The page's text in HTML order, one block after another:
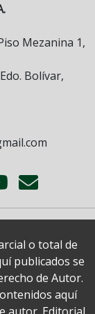
Mezanina 1,
Bolívar,
o total de
publicados se
de Autor.
aquí